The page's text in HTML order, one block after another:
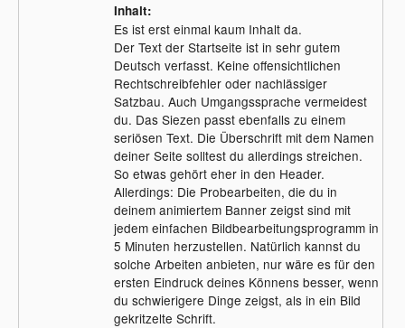
Inhalt:
Es ist erst einmal kaum Inhalt da.
Der Text der Startseite ist in sehr gutem
Deutsch verfasst. Keine offensichtlichen
Rechtschreibfehler oder nachlässiger
Satzbau. Auch Umgangssprache vermeidest
du. Das Siezen passt ebenfalls zu einem
seriösen Text. Die Überschrift mit dem Namen
deiner Seite solltest du allerdings streichen.
So etwas gehört eher in den Header.
Allerdings: Die Probearbeiten, die du in
deinem animiertem Banner zeigst sind mit
jedem einfachen Bildbearbeitungsprogramm in
5 Minuten herzustellen. Natürlich kannst du
solche Arbeiten anbieten, nur wäre es für den
ersten Eindruck deines Könnens besser, wenn
du schwierigere Dinge zeigst, als in ein Bild
gekritzelte Schrift.